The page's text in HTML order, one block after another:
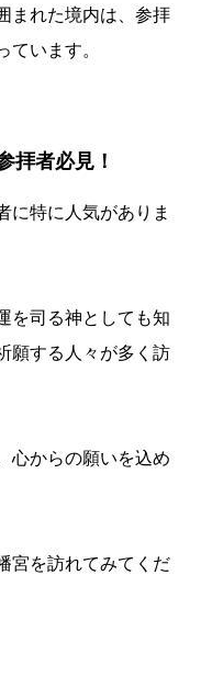
まれた境内は、参拝
ています。
拝者必見！
に特に人気がありま
を司る神としても知
願する人々が多く訪
心からの願いを込め
宮を訪れてみてくだ